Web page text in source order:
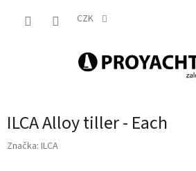
CZK
ILCA Alloy tiller - Each
Značka: ILCA